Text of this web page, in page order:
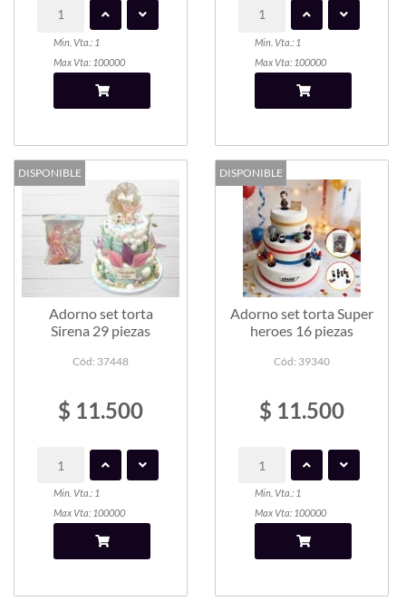
Min. Vta.: 1
Max Vta: 100000
Min. Vta.: 1
Max Vta: 100000
DISPONIBLE
Adorno set torta
Sirena 29 piezas
Cód: 37448
$ 11.500
Min. Vta.: 1
Max Vta: 100000
DISPONIBLE
Adorno set torta Super
heroes 16 piezas
Cód: 39340
$ 11.500
Min. Vta.: 1
Max Vta: 100000